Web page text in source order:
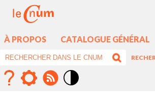
À PROPOS CATALOGUE GÉNÉRAL